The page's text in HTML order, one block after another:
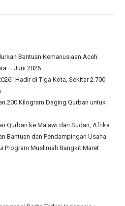
Bantuan Kemanusiaan Aceh
– Juni 2026
Hadir di Tiga Kota, Sekitar 2.700
200 Kilogram Daging Qurban untuk
Qurban ke Malawi dan Sudan, Afrika
Bantuan dan Pendampingan Usaha
Program Muslimah Bangkit Maret